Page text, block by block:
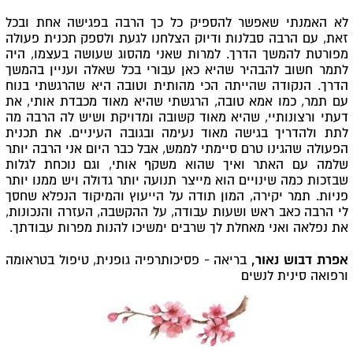
לא האמנתי שאפשר להספיק כל כך הרבה בפגישה אחת ובכל
זאת, עם הרבה סבלנות ודיוק הצלחנו לגעת ולספק תכנית פעולה
מפורטת להמשך הדרך. למרות שאני מהסוג שעושה בעצמו, היה
לתמר חשוב להבהיר שהיא כאן עבורי בכל שאלה ועניין בהמשך
הדרך. הנקודה שהייתה הכי מהותית וטובה היא שהרגשתי בנוח
עם תמר, כמו אמא טובה, הרגשתי שהיא מאוד מכבדת אותי, את
דעתי ורצונותיי, שהיא מאוד קשובה ומדויקת ושיש לה הרבה מה
לתת ולהדריך בגישה מאוד נעימה ובגובה העיניים. את תכנית
הפעולה שהגינו טרם סיימתי לממש, אבל כבר היום אני הרבה יותר
שלמה עם האתר ואיך שהוא משקף אותי, וגם נוכחת לגלות
שבזכות כמה שינויים הוא מייצר תנועה יותר גדולה ויש ממנו יותר
פניות. תמר יקירה, המון תודה על הייעוץ והמיקוד הנפלא שחסך
לי הרבה כאב ראש ושעות עבודה, על ההקשבה, העזרה והנכונות,
את נפלאה ואני מאחלת לך שרבים ימשיכו להנות מפרות עבודתך.
אפרת דבוש נאור, בריאה - פסיכותרפיה גופנית, טיפול בטראומה
ורפואה סינית לנשים